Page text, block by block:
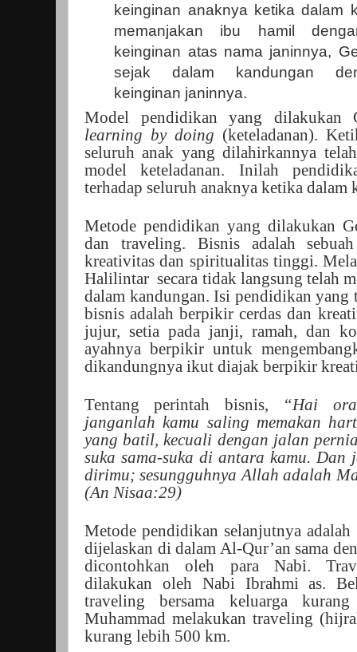
keinginan anaknya ketika dalam
memanjakan ibu hamil
keinginan atas nama janinnya,
sejak dalam kandungan
keinginan janinnya.
Model pendidikan yang dilakukan
learning by doing (keteladanan).
seluruh anak yang dilahirkannya
model keteladanan. Inilah
terhadap seluruh anaknya ketika dalam
Metode pendidikan yang dilakukan
dan traveling. Bisnis adalah
kreativitas dan spiritualitas tinggi.
Halilintar secara tidak langsung telah
dalam kandungan. Isi pendidikan yang
bisnis adalah berpikir cerdas dan
jujur, setia pada janji, ramah, dan
ayahnya berpikir untuk
dikandungnya ikut diajak berpikir
Tentang perintah bisnis,
“Hai
janganlah kamu saling memakan
yang batil, kecuali dengan jalan
suka sama-suka di antara kamu. Dan
dirimu; sesungguhnya Allah adalah
(An Nisaa:29)
Metode pendidikan selanjutnya
dijelaskan di dalam Al-Qur’an sama
dicontohkan oleh para Nabi.
dilakukan oleh Nabi Ibrahmi as.
traveling bersama keluarga
Muhammad melakukan traveling
kurang lebih 500 km.